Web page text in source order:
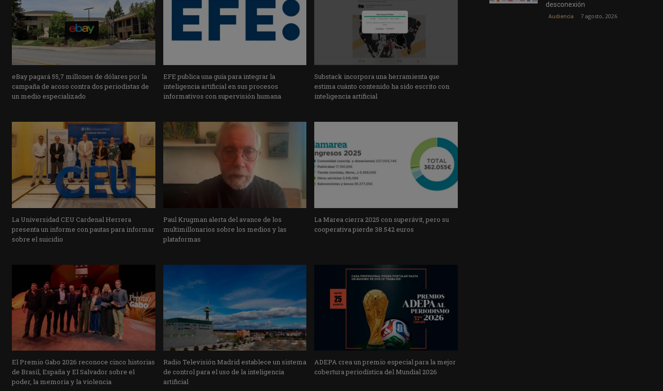
eBay pagará 55,7 millones de dólares por la
campaña de acoso contra dos periodistas de
un medio especializado
EFE publica una guía para integrar la
inteligencia artificial en sus procesos
informativos con supervisión humana
Substack incorpora una herramienta que
estima cuánto contenido ha sido escrito con
inteligencia artificial
La Universidad CEU Cardenal Herrera
presenta un informe con pautas para informar
sobre el suicidio
Paul Krugman alerta del avance de los
multimillonarios sobre los medios y las
plataformas
La Marea cierra 2025 con superávit, pero su
cooperativa pierde 38.542 euros
El Premio Gabo 2026 reconoce cinco historias
de Brasil, España y El Salvador sobre el
poder, la memoria y la violencia
Radio Televisión Madrid establece un sistema
de control para el uso de la inteligencia
artificial
ADEPA crea un premio especial para la mejor
cobertura periodística del Mundial 2026
desconexión
Audiencia 7 agosto, 2026